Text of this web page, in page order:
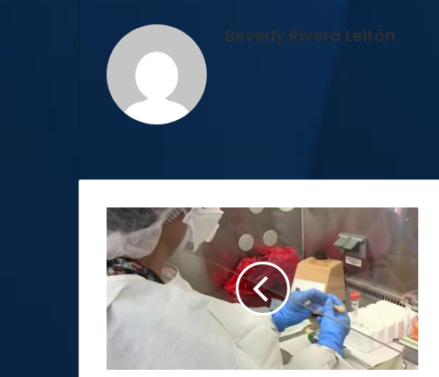
Beverly Rivera Leitón
Salud
descarta
caso
de
influenza
desconocida
en
país